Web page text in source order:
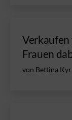
Verkaufen
Frauen
von Bettina